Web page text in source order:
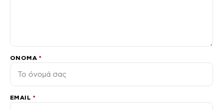
ΌΝΟΜΑ *
EMAIL *